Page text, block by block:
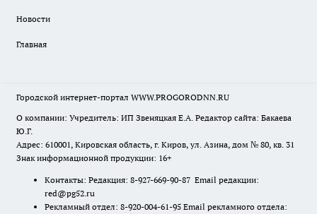
Новости
Главная
Городской интернет-портал WWW.PROGORODNN.RU
О компании: Учредитель: ИП Звеняцкая Е.А. Редактор сайта: Бакаева
Ю.Г.
Адрес: 610001, Кировская область, г. Киров, ул. Азина, дом № 80, кв. 31
Знак информационной продукции: 16+
Контакты: Редакция: 8-927-669-90-87 Email редакции:
red@pg52.ru
Рекламный отдел: 8-920-004-61-95 Email рекламного отдела: